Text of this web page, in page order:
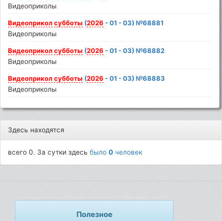
Видеоприколы
Видеоприкол субботы (2026 - 01 - 03) №68881
Видеоприколы
Видеоприкол субботы (2026 - 01 - 03) №68882
Видеоприколы
Видеоприкол субботы (2026 - 01 - 03) №68883
Видеоприколы
Здесь находятся
всего 0. За сутки здесьбыло0 человек
Полезное